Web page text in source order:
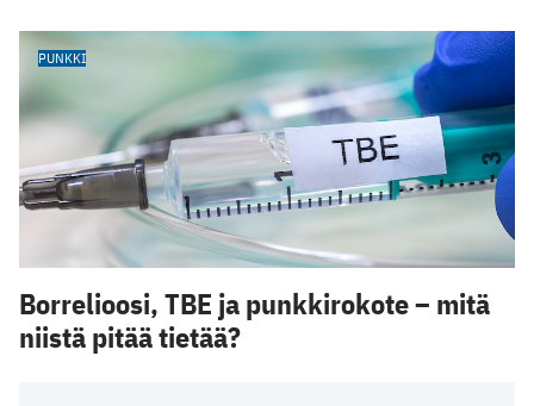
PUNKKI
Borrelioosi, TBE ja punkkirokote – mitä
niistä pitää tietää?